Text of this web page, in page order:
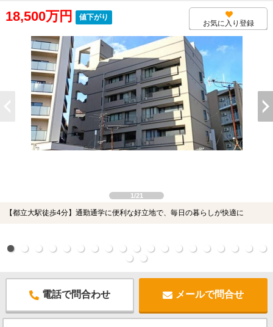
18,500万円 値下がり
お気に入り登録
1/21
【都立大駅徒歩4分】通勤通学に便利な好立地で、毎日の暮らしが快適に
電話で問合わせ メールで問合せ